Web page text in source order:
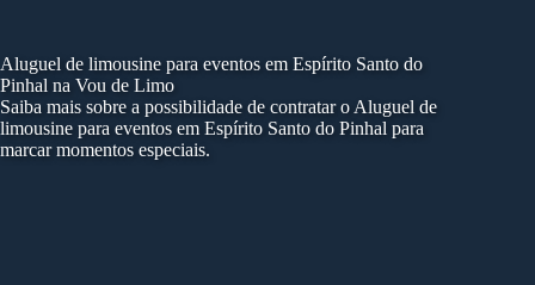
Aluguel de limousine para eventos em Espírito Santo do
Pinhal na Vou de Limo
Saiba mais sobre a possibilidade de contratar o Aluguel de
limousine para eventos em Espírito Santo do Pinhal para
marcar momentos especiais.